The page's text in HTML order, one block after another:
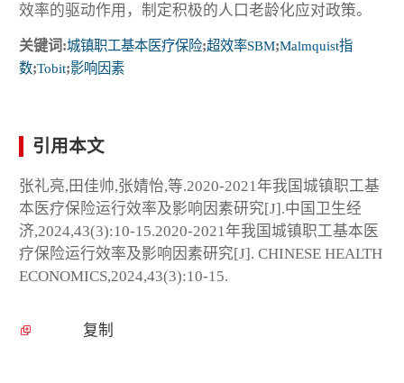
效率的驱动作用，制定积极的人口老龄化应对政策。
关键词:城镇职工基本医疗保险;超效率SBM;Malmquist指
数;Tobit;影响因素
引用本文
张礼亮,田佳帅,张婧怡,等.2020-2021年我国城镇职工基
本医疗保险运行效率及影响因素研究[J].中国卫生经
济,2024,43(3):10-15.2020-2021年我国城镇职工基本医
疗保险运行效率及影响因素研究[J]. CHINESE HEALTH
ECONOMICS,2024,43(3):10-15.
复制